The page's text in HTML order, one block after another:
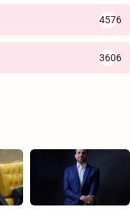
4576
3606